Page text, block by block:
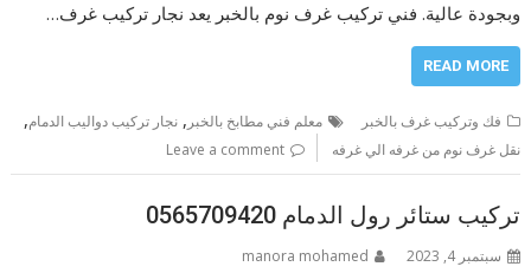
وبجودة عالية. فني تركيب غرف نوم بالخبر يعد نجار تركيب غرف…
READ MORE
فك وتركيب غرف بالخبر معلم فني مطابخ بالخبر ,نجار تركيب دواليب الدمام,
نقل غرف نوم من غرفه الي غرفه Leave a comment
تركيب ستائر رول الدمام 0565709420
سبتمبر 4, 2023 manora mohamed